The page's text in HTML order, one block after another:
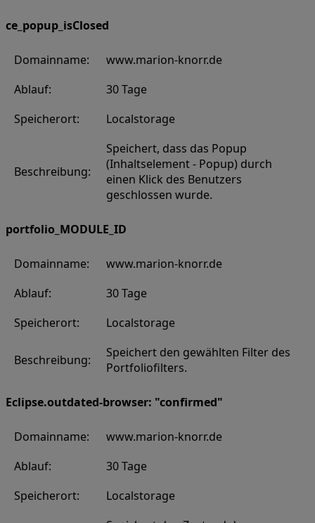
ce_popup_isClosed
Domainname:
www.marion-knorr.de
Ablauf:
30 Tage
Speicherort:
Localstorage
Beschreibung:
Speichert, dass das Popup
(Inhaltselement - Popup) durch
einen Klick des Benutzers
geschlossen wurde.
portfolio_MODULE_ID
Domainname:
www.marion-knorr.de
Ablauf:
30 Tage
Speicherort:
Localstorage
Beschreibung:
Speichert den gewählten Filter des
Portfoliofilters.
Eclipse.outdated-browser: "confirmed"
Domainname:
www.marion-knorr.de
Ablauf:
30 Tage
Speicherort:
Localstorage